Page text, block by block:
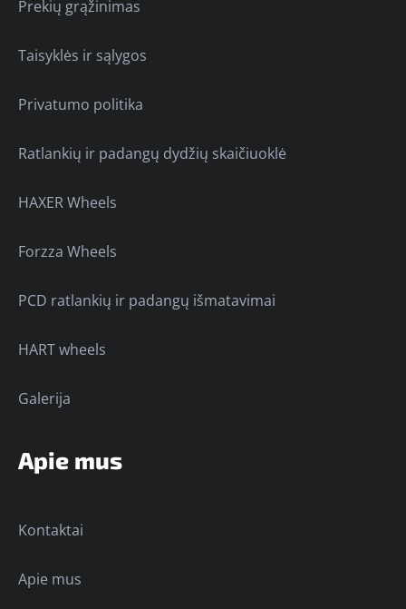
Prekių grąžinimas
Taisyklės ir sąlygos
Privatumo politika
Ratlankių ir padangų dydžių skaičiuoklė
HAXER Wheels
Forzza Wheels
PCD ratlankių ir padangų išmatavimai
HART wheels
Galerija
Apie mus
Kontaktai
Apie mus